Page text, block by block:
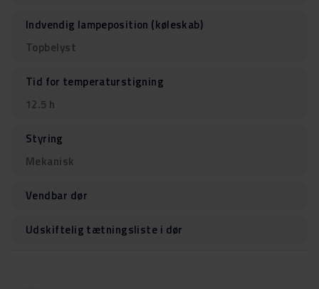
Indvendig lampeposition (køleskab)
Topbelyst
Tid for temperaturstigning
12.5 h
Styring
Mekanisk
Vendbar dør
Udskiftelig tætningsliste i dør